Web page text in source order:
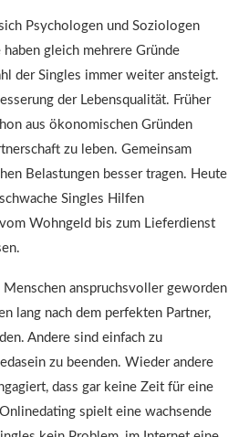
Psychologen und Soziologen
gleich mehrere Gründe
der Singles immer weiter ansteigt.
der Lebensqualität. Früher
aus ökonomischen Gründen
zu leben. Gemeinsam
Belastungen besser tragen. Heute
Singles Hilfen
Wohngeld bis zum Lieferdienst
Menschen anspruchsvoller geworden
lang nach dem perfekten Partner,
Andere sind einfach zu
zu beenden. Wieder andere
dass gar keine Zeit für eine
spielt eine wachsende